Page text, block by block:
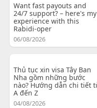
Want fast payouts and
24/7 support? – here's my
experience with this
Rabidi-oper
06/08/2026
Thủ tục xin visa Tây Ban
Nha gồm những bước
nào? Hướng dẫn chi tiết
A đến Z
04/08/2026